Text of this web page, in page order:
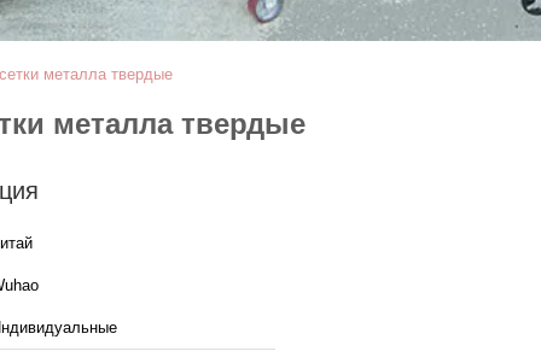
металла твердые
металла твердые